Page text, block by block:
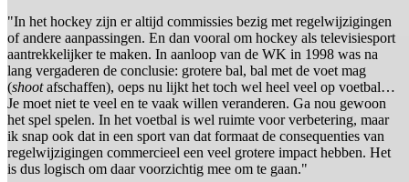
"In het hockey zijn er altijd commissies bezig met regelwijzigingen
of andere aanpassingen. En dan vooral om hockey als televisiesport
aantrekkelijker te maken. In aanloop van de WK in 1998 was na
lang vergaderen de conclusie: grotere bal, bal met de voet mag
(shootafschaffen), oeps nu lijkt het toch wel heel veel op voetbal…
Je moet niet te veel en te vaak willen veranderen. Ga nou gewoon
het spel spelen. In het voetbal is wel ruimte voor verbetering, maar
ik snap ook dat in een sport van dat formaat de consequenties van
regelwijzigingen commercieel een veel grotere impact hebben. Het
is dus logisch om daar voorzichtig mee om te gaan."